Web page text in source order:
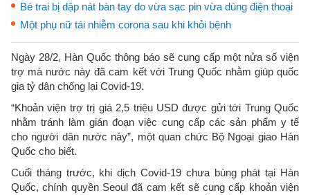
Bé trai bị dập nát bàn tay do vừa sạc pin vừa dùng điện thoại
Một phụ nữ tái nhiễm corona sau khi khỏi bệnh
Ngày 28/2, Hàn Quốc thông báo sẽ cung cấp một nửa số viện
trợ mà nước này đã cam kết với Trung Quốc nhằm giúp quốc
gia tỷ dân chống lại Covid-19.
“Khoản viện trợ trị giá 2,5 triệu USD được gửi tới Trung Quốc
nhằm tránh làm gián đoạn việc cung cấp các sản phẩm y tế
cho người dân nước này”, một quan chức Bộ Ngoại giao Hàn
Quốc cho biết.
Cuối tháng trước, khi dịch Covid-19 chưa bùng phát tại Hàn
Quốc, chính quyền Seoul đã cam kết sẽ cung cấp khoản viện